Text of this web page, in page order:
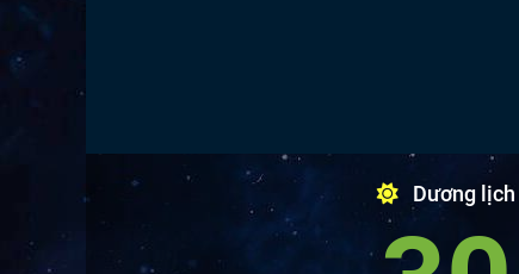
Dương lịch